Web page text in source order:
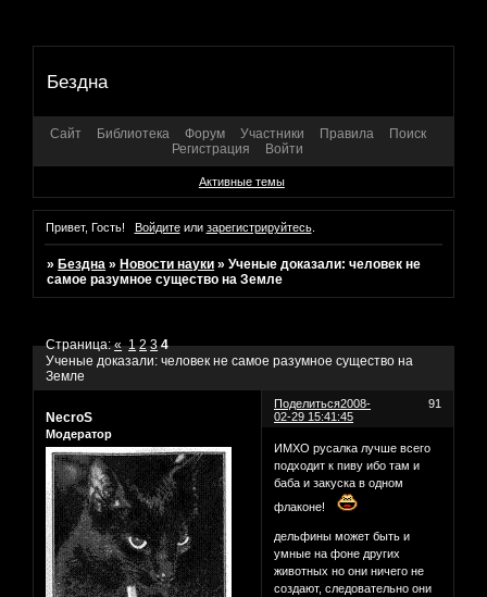
Бездна
Сайт Библиотека Форум Участники Правила
Поиск
Регистрация
Войти
Активные темы
Привет, Гость! Войдитеили зарегистрируйтесь.
»Бездна »Новости науки »Ученые доказали: человек не
самое разумное существо на Земле
Ученые доказали: человек не самое разумное существо на
Земле
Страница:« 1 2 3 4
Поделиться 91
2008-
02-29 15:41:45
NecroS
Модератор
ИМХО русалка лучше всего
подходит к пиву ибо там и
баба и закуска в одном
флаконе!
дельфины может быть и
умные на фоне других
животных но они ничего не
создают, следовательно они